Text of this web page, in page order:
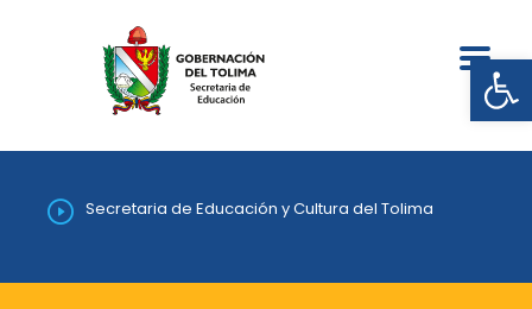
Secretaria de Educación y Cultura del Tolima